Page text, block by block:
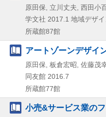
原田保, 立川丈夫, 西田小
学文社 2017.1 地域デザ
所蔵館87館
アートゾーンデザイ
原田保, 板倉宏昭, 佐藤茂
同友館 2016.7
所蔵館77館
小売&サービス業の